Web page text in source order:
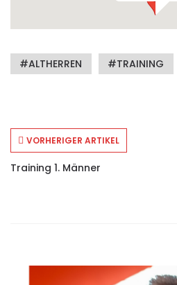
ALTHERREN TRAINING
VORHERIGER ARTIKEL
Training 1. Männer